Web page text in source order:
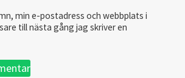
min e-postadress och webbplats i
till nästa gång jag skriver en